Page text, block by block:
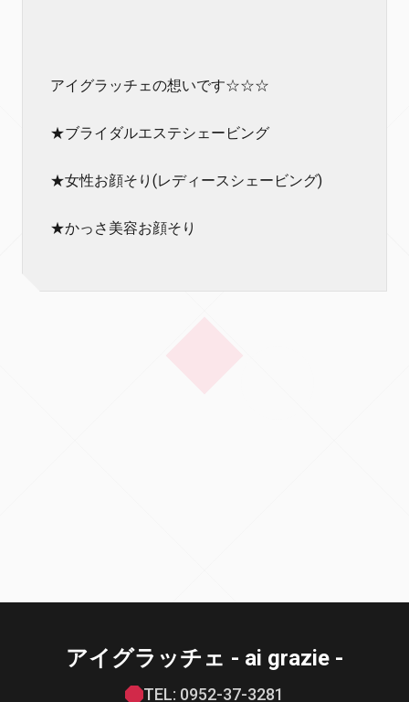
アイグラッチェの想いです☆☆☆
★ブライダルエステシェービング
★女性お顔そり(レディースシェービング)
★かっさ美容お顔そり
アイグラッチェ - ai grazie -
TEL: 0952-37-3281